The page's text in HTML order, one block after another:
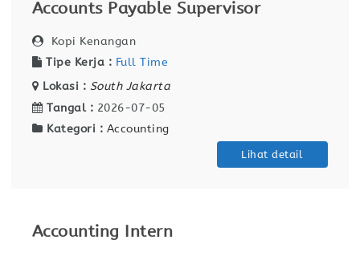
Accounts Payable Supervisor
Kopi Kenangan
Tipe Kerja : Full Time
Lokasi : South Jakarta
Tangal : 2026-07-05
Kategori : Accounting
Lihat detail
Accounting Intern